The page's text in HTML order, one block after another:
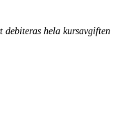
debiteras hela kursavgiften